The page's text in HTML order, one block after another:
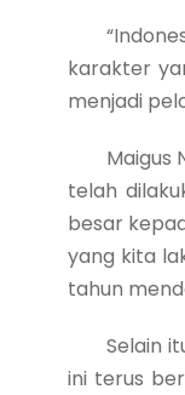
karakter
menjadi
Maigus
telah
besar
yang kita
tahun
Selain
ini terus